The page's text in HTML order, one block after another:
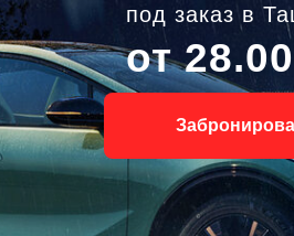
от
под заказ в